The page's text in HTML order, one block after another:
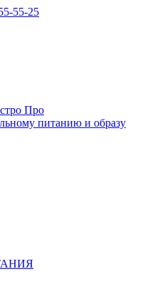
55-25
Про
питанию и образу